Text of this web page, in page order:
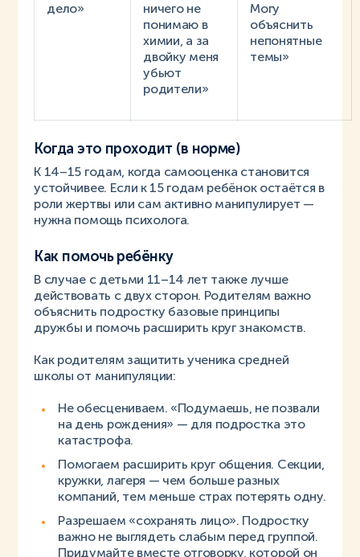
дело»
ничего не
понимаю в
химии, а за
двойку меня
убьют
родители»
Могу
объяснить
непонятные
темы»
Когда это проходит (в норме)
К 14–15 годам, когда самооценка становится
устойчивее. Если к 15 годам ребёнок остаётся в
роли жертвы или сам активно манипулирует —
нужна помощь психолога.
Как помочь ребёнку
В случае с детьми 11–14 лет также лучше
действовать с двух сторон. Родителям важно
объяснить подростку базовые принципы
дружбы и помочь расширить круг знакомств.
Как родителям защитить ученика средней
школы от манипуляции:
Не обесцениваем. «Подумаешь, не позвали
на день рождения» — для подростка это
катастрофа.
Помогаем расширить круг общения. Секции,
кружки, лагеря — чем больше разных
компаний, тем меньше страх потерять одну.
Разрешаем «сохранять лицо». Подростку
важно не выглядеть слабым перед группой.
Придумайте вместе отговорку, которой он